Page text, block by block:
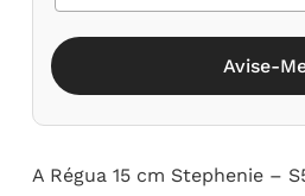
Avise-
A Régua 15 cm Stephenie –